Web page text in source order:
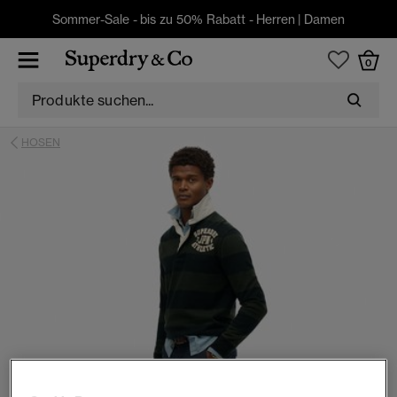
Sommer-Sale - bis zu 50% Rabatt - Herren | Damen
0
HOSEN